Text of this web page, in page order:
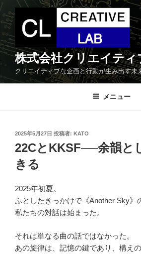
コ
ン
テ
ン
ツ
株式会社クリエイティ
クリエイティブな企画と行動が生み出す未
メニュー
投
稿
日:
2025年5月27日 投稿者: KATO
22CとKKSF──余韻と
きる
2025年初夏。
ふとしたきっかけで《Another Sky》
私たちの対話は始まった。
それは単なる曲の話ではなかった。
あの旋律は、記憶の鍵であり、構え